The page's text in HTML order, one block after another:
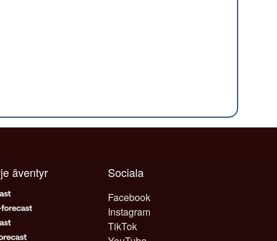
Sociala
Facebook
Instagram
TikTok
äventyr